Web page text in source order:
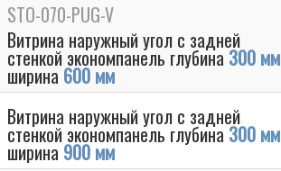
STO-070-PUG-V
Витрина наружный угол с задней
стенкой экономпанель глубина 300 мм
ширина 600 мм
Витрина наружный угол с задней
стенкой экономпанель глубина 300 мм
ширина 900 мм